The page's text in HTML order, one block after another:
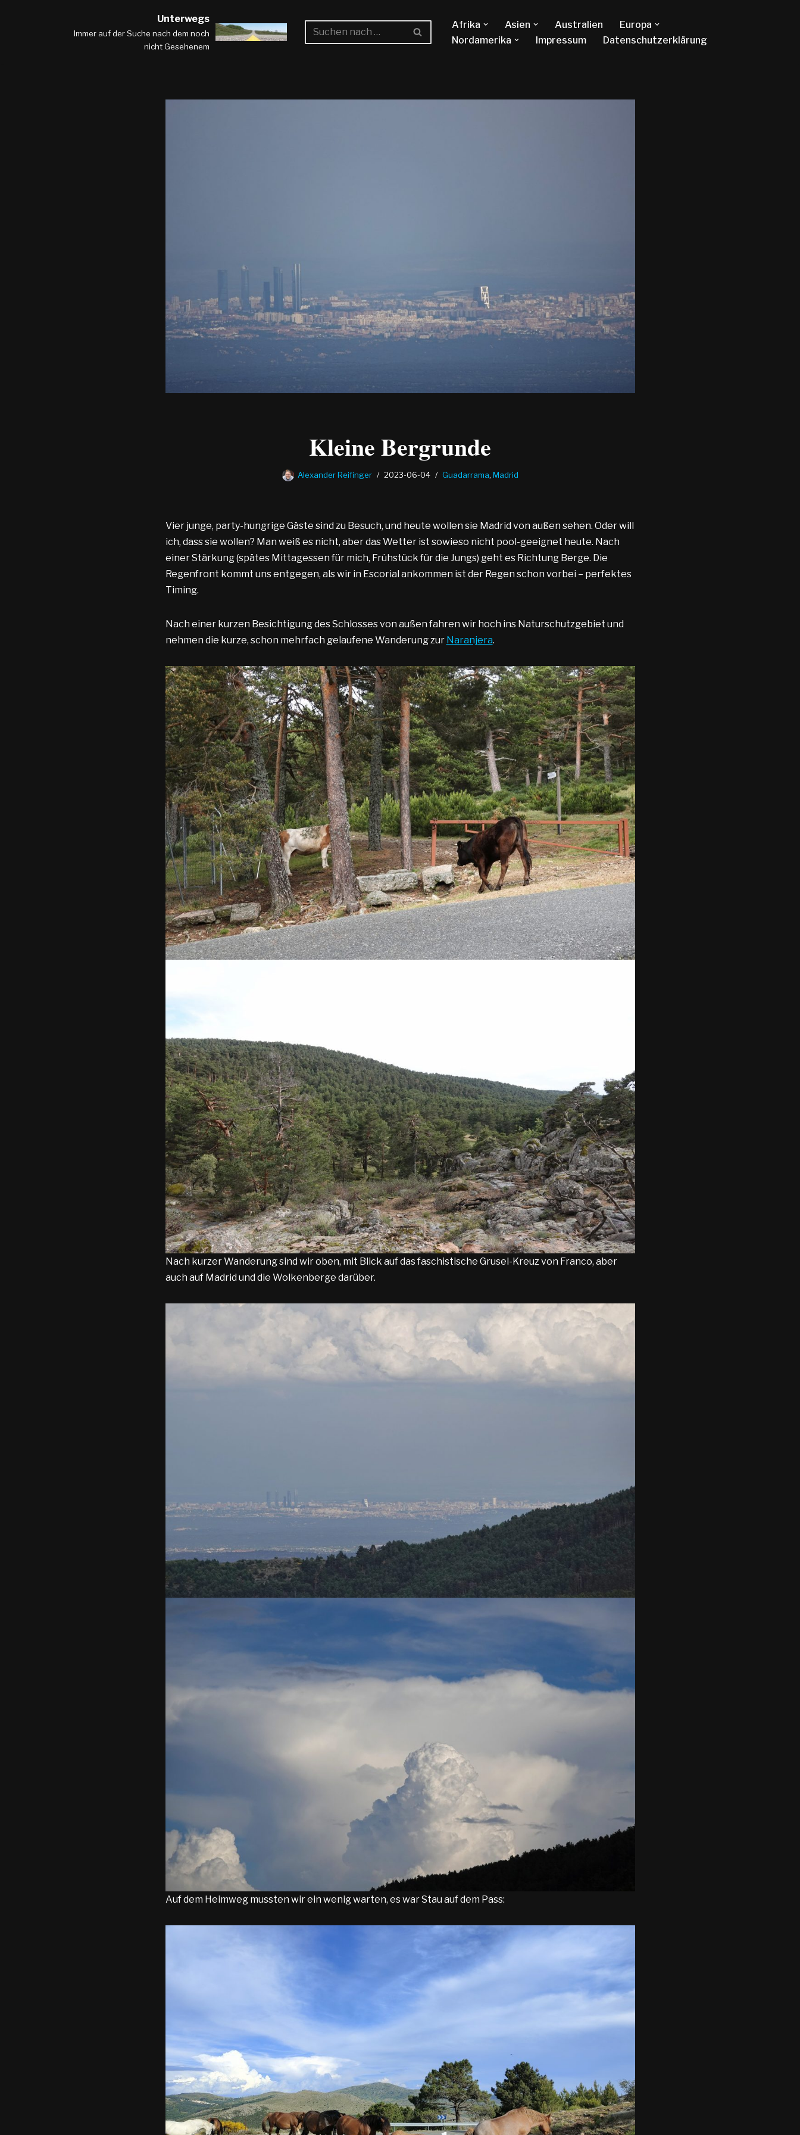
Unterwegs
Immer auf der Suche nach dem noch
nicht Gesehenem
Afrika Asien Australien
Europa
Nordamerika
Impressum Datenschutzerklärung
Kleine Bergrunde
Alexander Reifinger 2023-06-04 Guadarrama, Madrid
Vier junge, party-hungrige Gäste sind zu Besuch, und heute wollen sie Madrid von außen sehen. Oder will
ich, dass sie wollen? Man weiß es nicht, aber das Wetter ist sowieso nicht pool-geeignet heute. Nach
einer Stärkung (spätes Mittagessen für mich, Frühstück für die Jungs) geht es Richtung Berge. Die
Regenfront kommt uns entgegen, als wir in Escorial ankommen ist der Regen schon vorbei – perfektes
Timing.
Nach einer kurzen Besichtigung des Schlosses von außen fahren wir hoch ins Naturschutzgebiet und
nehmen die kurze, schon mehrfach gelaufene Wanderung zur Naranjera.
Nach kurzer Wanderung sind wir oben, mit Blick auf das faschistische Grusel-Kreuz von Franco, aber
auch auf Madrid und die Wolkenberge darüber.
Auf dem Heimweg mussten wir ein wenig warten, es war Stau auf dem Pass: